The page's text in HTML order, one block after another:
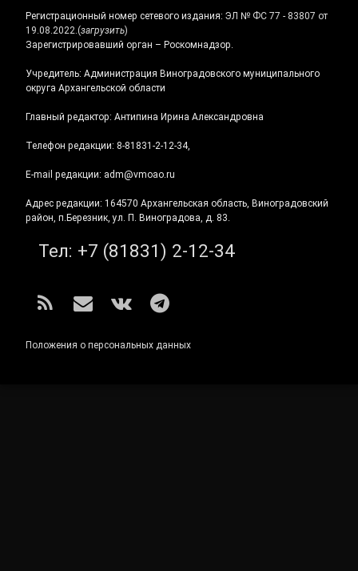
Регистрационный номер сетевого издания: ЭЛ № ФС 77 - 83807 от
19.08.2022.(загрузить)
Зарегистрировавший орган – Роскомнадзор.
Учредитель: Администрация Виноградовского муниципального
округа Архангельской области
Главный редактор: Антипина Ирина Александровна
Телефон редакции: 8-81831-2-12-34,
E-mail редакции: adm@vmoao.ru
Адрес редакции: 164570 Архангельская область, Виноградовский
район, п.Березник, ул. П. Виноградова, д. 83.
Тел: +7 (81831) 2-12-34
RSS E-mailВКонтакте
Telegram
Положения о персональных данных